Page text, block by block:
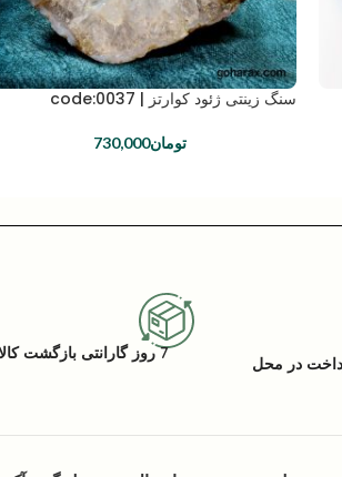
سنگ زینتی ژئود کوارتز | code:0037
تومان730,000
در محل
7 روز گارانتی بازگشت کالا